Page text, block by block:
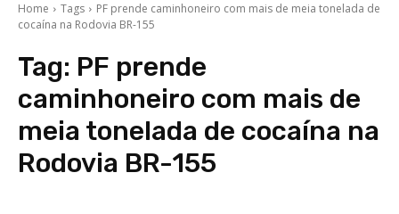
Home Tags
PF prende caminhoneiro com mais de meia tonelada de
cocaína na Rodovia BR-155
Tag: PF prende
caminhoneiro com mais de
meia tonelada de cocaína na
Rodovia BR-155